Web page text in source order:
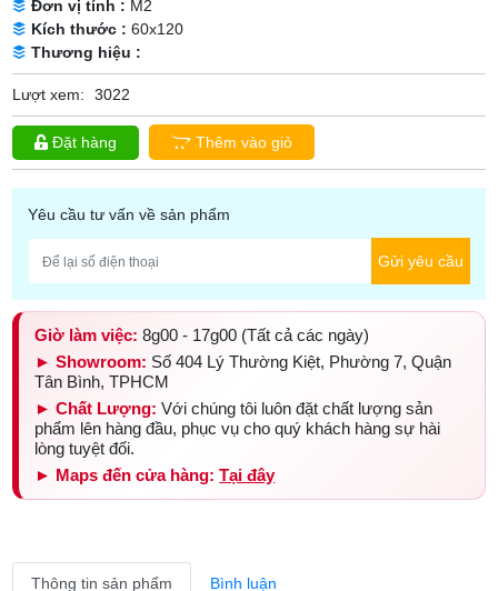
Đơn vị tính : M2
Kích thước :60x120
Thương hiệu :
Lượt xem: 3022
Đặt hàng Thêm vào giỏ
Yêu cầu tư vấn về sản phẩm
Gửi yêu cầu
Giờ làm việc: 8g00 - 17g00 (Tất cả các ngày)
► Showroom: Số 404 Lý Thường Kiệt, Phường 7, Quận
Tân Bình, TPHCM
► Chất Lượng: Với chúng tôi luôn đặt chất lượng sản
phẩm lên hàng đầu, phục vụ cho quý khách hàng sự hài
lòng tuyệt đối.
► Maps đến cửa hàng: Tại đây
Thông tin sản phẩm Bình luận